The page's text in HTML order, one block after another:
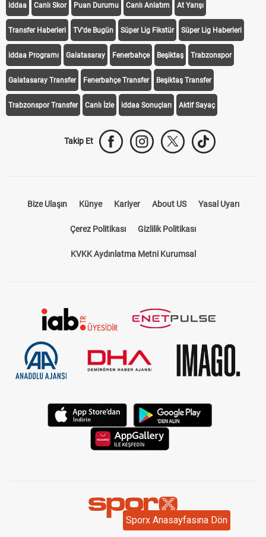
Sporx Anasayfasına Dön
iddaa Canlı Skor Puan Durumu Canlı Anlatım At Yarışı
Transfer Haberleri TV'de Bugün Süper Lig Fikstür Süper Lig Haberleri
iddaa Programı Galatasaray Fenerbahçe Beşiktaş Trabzonspor
Galatasaray Transfer Fenerbahçe Transfer Beşiktaş Transfer
Trabzonspor Transfer Canlı İzle iddaa Sonuçları Aktif Sayaç
Takip Et
Bize Ulaşın Künye Kariyer About US Yasal Uyarı
Çerez Politikası Gizlilik Politikası
KVKK Aydınlatma Metni Kurumsal